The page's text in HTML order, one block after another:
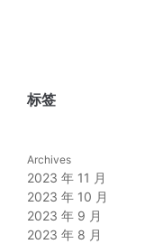
标签
Archives
2023 年 11 月
2023 年 10 月
2023 年 9 月
2023 年 8 月